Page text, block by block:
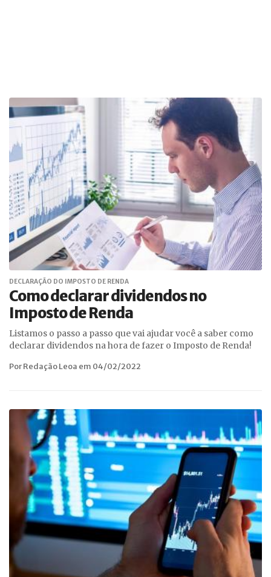
DECLARAÇÃO DO IMPOSTO DE RENDA
Como declarar dividendos no
Imposto de Renda
Listamos o passo a passo que vai ajudar você a saber como
declarar dividendos na hora de fazer o Imposto de Renda!
Por Redação Leoa em 04/02/2022